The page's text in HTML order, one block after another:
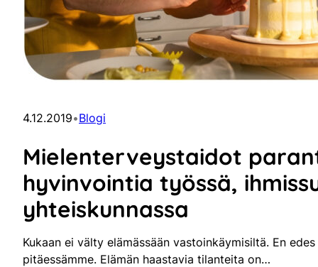
4.12.2019•Blogi
Mielenterveystaidot
hyvinvointia työssä,
yhteiskunnassa
Kukaan ei välty elämässään vastoinkäymisiltä. En
pitäessämme. Elämän haastavia tilanteita on…